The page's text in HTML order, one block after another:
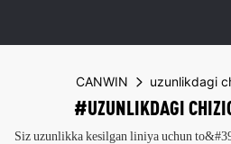
CANWIN uzunlikdagi
#UZUNLIKDAGI
Siz uzunlikka kesilgan liniya uchun